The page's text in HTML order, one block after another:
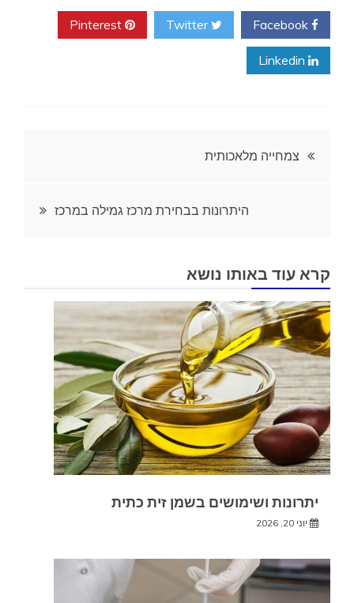
Twitter
ניווטצמחייה מלאכותית
היתרונות בבחירת מרכז גמילה במרכז
קרא עוד באותו נושא
יתרונות ושימושים בשמן זית כתית
יוני 20, 2026